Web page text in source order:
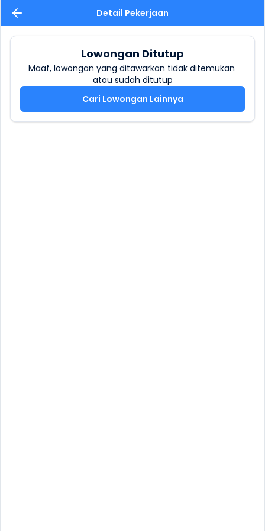
Detail Pekerjaan
Lowongan Ditutup
Maaf, lowongan yang ditawarkan tidak ditemukan
atau sudah ditutup
Cari Lowongan Lainnya